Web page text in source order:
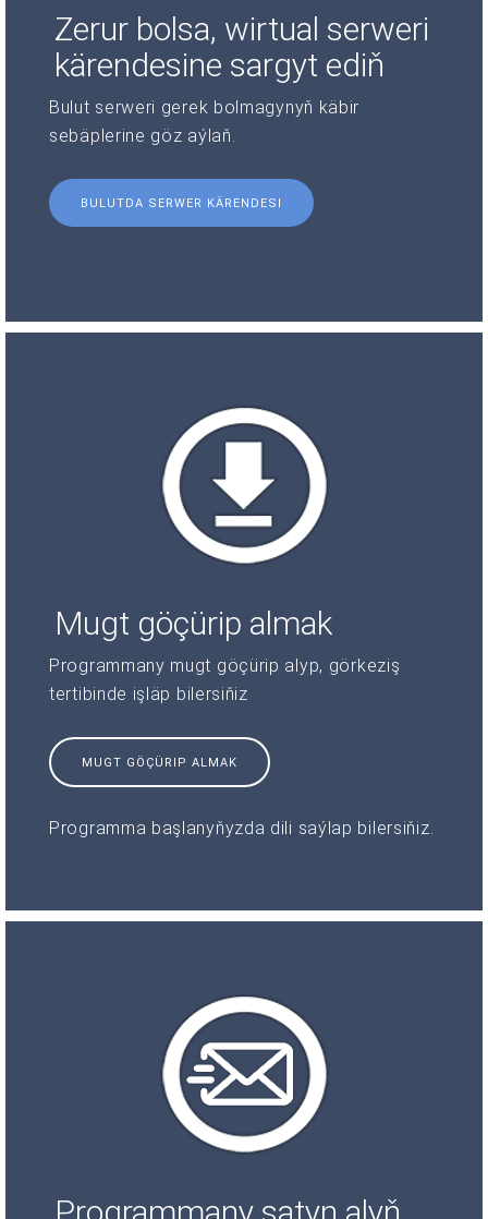
Zerur bolsa, wirtual serweri
kärendesine sargyt ediň
Bulut serweri gerek bolmagynyň käbir
sebäplerine göz aýlaň.
BULUTDA SERWER KÄRENDESI
Mugt göçürip almak
Programmany mugt göçürip alyp, görkeziş
tertibinde işläp bilersiňiz
MUGT GÖÇÜRIP ALMAK
Programma başlanyňyzda dili saýlap bilersiňiz.